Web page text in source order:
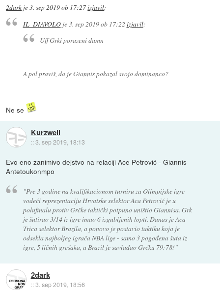
2dark je3. sep 2019 ob 17:27izjavil:
IL_DIAVOLOje3. sep 2019 ob 17:22 izjavil:
Uff Grki porazeni damn
A pol praviš, da je Giannis pokazal svojo dominanco?
Ne se
Kurzweil
::3. sep 2019, 18:13
Evo eno zanimivo dejstvo na relaciji Ace Petrović - Giannis
Antetoukonmpo
"Pre 3 godine na kvalifikacionom turniru za Olimpijske igre
vodeći reprezentaciju Hrvatske selektor Aca Petrović je u
polufinalu protiv Grčke taktički potpuno uništio Giannisa. Grk
je šutirao 3/14 iz igre imao 6 izgubljenih lopti. Danas je Aca
Trica selektor Brazila, a ponovo je postavio taktiku koja je
odsekla najboljeg igrača NBA lige - samo 3 pogođena šuta iz
igre, 5 ličnih grešaka, a Brazil je savladao Grčku 79:78!"
2dark
::3. sep 2019, 18:56